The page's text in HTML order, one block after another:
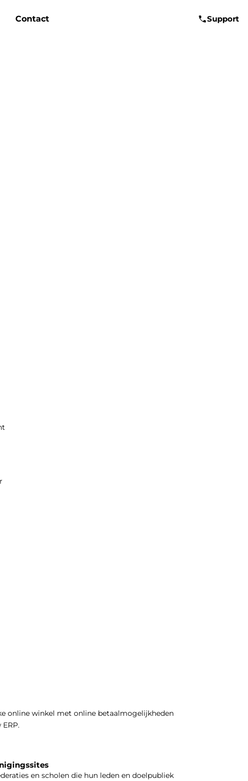
Contact Support
online winkel met online betaalmogelijkheden
en scholen die hun leden en doelpubliek